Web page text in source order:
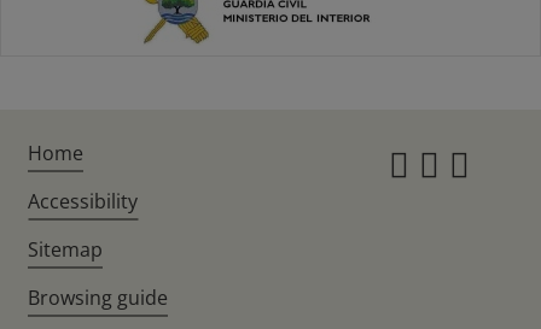
Home
Accessibility
Sitemap
Browsing guide